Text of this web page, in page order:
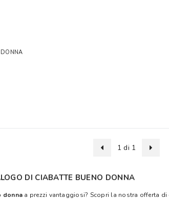
1 di 1
DI CIABATTE BUENO DONNA
donna a prezzi vantaggiosi? Scopri la nostra offerta di